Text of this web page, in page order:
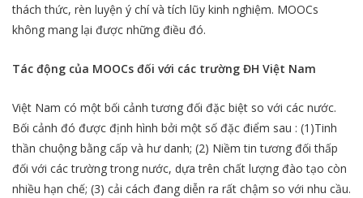
thách thức, rèn luyện ý chí và tích lũy kinh nghiệm. MOOCs
không mang lại được những điều đó.
Tác động của MOOCs đối với các trường ĐH Việt Nam
Việt Nam có một bối cảnh tương đối đặc biệt so với các nước.
Bối cảnh đó được định hình bởi một số đặc điểm sau : (1)Tinh
thần chuộng bằng cấp và hư danh; (2) Niềm tin tương đối thấp
đối với các trường trong nước, dựa trên chất lượng đào tạo còn
nhiều hạn chế; (3) cải cách đang diễn ra rất chậm so với nhu cầu.